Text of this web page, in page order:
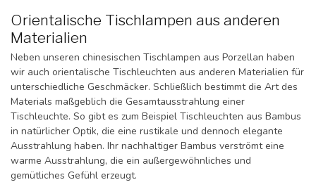
Orientalische Tischlampen aus anderen
Materialien
Neben unseren chinesischen Tischlampen aus Porzellan haben
wir auch orientalische Tischleuchten aus anderen Materialien für
unterschiedliche Geschmäcker. Schließlich bestimmt die Art des
Materials maßgeblich die Gesamtausstrahlung einer
Tischleuchte. So gibt es zum Beispiel Tischleuchten aus Bambus
in natürlicher Optik, die eine rustikale und dennoch elegante
Ausstrahlung haben. Ihr nachhaltiger Bambus verströmt eine
warme Ausstrahlung, die ein außergewöhnliches und
gemütliches Gefühl erzeugt.